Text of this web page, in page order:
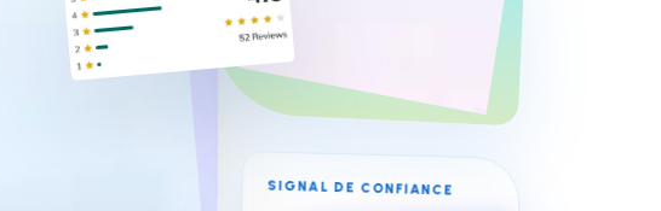
SIGNAL DE CONFIANCE